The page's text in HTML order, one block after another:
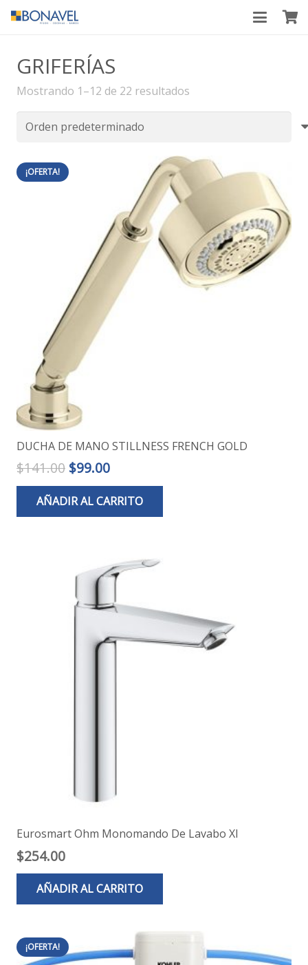
GRIFERÍAS
Mostrando 1–12 de 22 resultados
¡OFERTA!
DUCHA DE MANO STILLNESS FRENCH GOLD
$141.00 El
precio
original
era:
$99.00El
precio
actual
es:
AÑADIR AL CARRITO
Eurosmart Ohm Monomando De Lavabo Xl
$254.00
AÑADIR AL CARRITO
¡OFERTA!